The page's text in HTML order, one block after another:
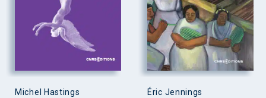
Michel Hastings Éric Jennings